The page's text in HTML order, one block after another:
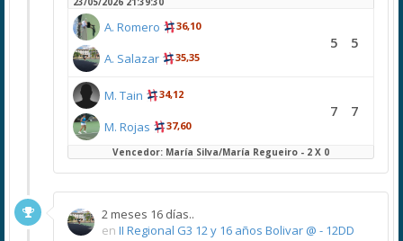
A. Romero 36,10
A. Salazar 35,35
5 5
M. Tain 34,12
M. Rojas 37,60
7 7
Vencedor: María Silva/María Regueiro - 2 X 0
2 meses 16 días..
en II Regional G3 12 y 16 años Bolivar @ - 12DD